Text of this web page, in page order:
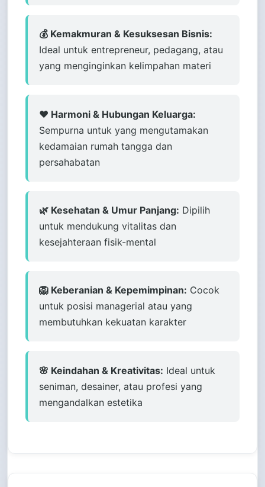
💰 Kemakmuran & Kesuksesan Bisnis:
Ideal untuk entrepreneur, pedagang, atau
yang menginginkan kelimpahan materi
❤️ Harmoni & Hubungan Keluarga:
Sempurna untuk yang mengutamakan
kedamaian rumah tangga dan
persahabatan
🌿 Kesehatan & Umur Panjang: Dipilih
untuk mendukung vitalitas dan
kesejahteraan fisik-mental
🦁 Keberanian & Kepemimpinan: Cocok
untuk posisi managerial atau yang
membutuhkan kekuatan karakter
🌸 Keindahan & Kreativitas: Ideal untuk
seniman, desainer, atau profesi yang
mengandalkan estetika